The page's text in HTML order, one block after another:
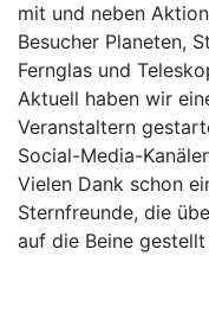
mit und neben
Besucher Planeten,
Fernglas und
Aktuell haben wir
Veranstaltern
Social-Media-
Vielen Dank schon
Sternfreunde, die
auf die Beine gestellt